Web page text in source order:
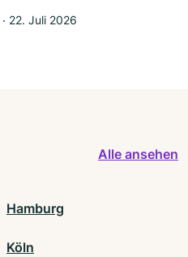
‧ 22. Juli 2026
Alle ansehen
Hamburg
Köln